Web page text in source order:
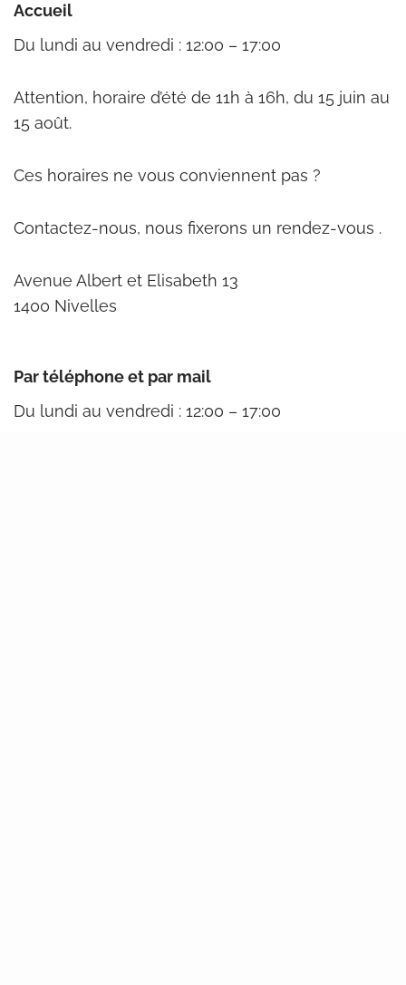
Accueil
Du lundi au vendredi : 12:00 – 17:00
Attention, horaire d’été de 11h à 16h, du 15 juin au
15 août.
Ces horaires ne vous conviennent pas ?
Contactez-nous, nous fixerons un rendez-vous .
Avenue Albert et Elisabeth 13
1400 Nivelles
Par téléphone et par mail
Du lundi au vendredi : 12:00 – 17:00